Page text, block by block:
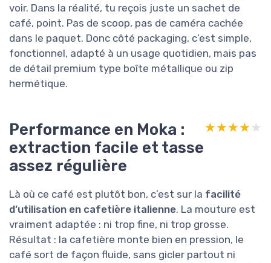
voir. Dans la réalité, tu reçois juste un sachet de
café, point. Pas de scoop, pas de caméra cachée
dans le paquet. Donc côté packaging, c’est simple,
fonctionnel, adapté à un usage quotidien, mais pas
de détail premium type boîte métallique ou zip
hermétique.
Performance en Moka :
extraction facile et tasse
assez régulière
★★★★★
★★★★★
Là où ce café est plutôt bon, c’est sur la facilité
d’utilisation en cafetière italienne. La mouture est
vraiment adaptée : ni trop fine, ni trop grosse.
Résultat : la cafetière monte bien en pression, le
café sort de façon fluide, sans gicler partout ni